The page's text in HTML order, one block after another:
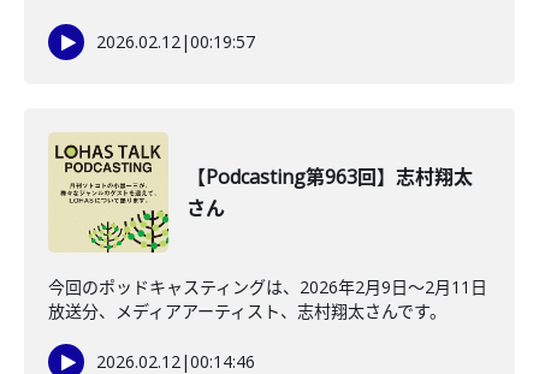
2026.02.12|00:19:57
【Podcasting第963回】志村翔太
さん
今回のポッドキャスティングは、2026年2月9日〜2月11日
放送分、メディアアーティスト、志村翔太さんです。
2026.02.12|00:14:46